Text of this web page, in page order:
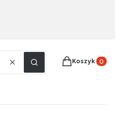
WyczyśćSzukaj
Produkty w
Koszyk